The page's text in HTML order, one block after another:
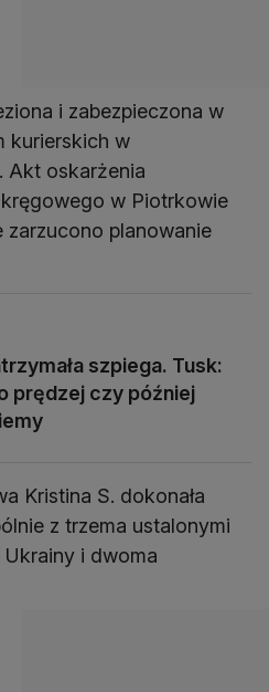
i zabezpieczona w
kurierskich w
Akt oskarżenia
w Piotrkowie
zarzucono planowanie
szpiega. Tusk:
prędzej czy później
Kristina S. dokonała
z trzema ustalonymi
i dwoma